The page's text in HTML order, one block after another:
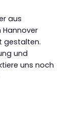
aus
Hannover
gestalten.
und
uns noch